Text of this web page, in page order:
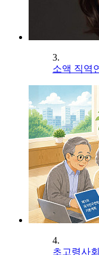
3.
소액 직역
4.
초고령사